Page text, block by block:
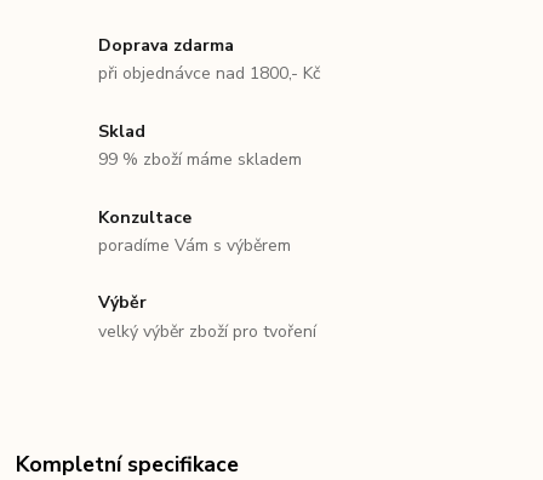
Doprava zdarma
při objednávce nad 1800,- Kč
Sklad
99 % zboží máme skladem
Konzultace
poradíme Vám s výběrem
Výběr
velký výběr zboží pro tvoření
Kompletní specifikace